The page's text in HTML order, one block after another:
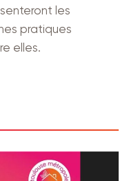
les
pratiques
elles.